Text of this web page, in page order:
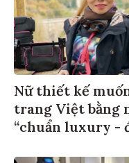
Nữ thiết kế
trang Việt bằng
“chuẩn luxury -